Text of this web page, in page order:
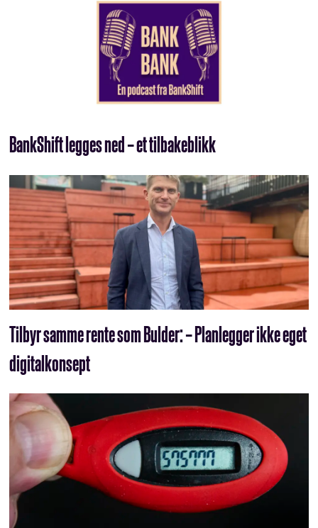
BankShift legges ned – et tilbakeblikk
Tilbyr samme rente som Bulder: – Planlegger ikke eget
digitalkonsept